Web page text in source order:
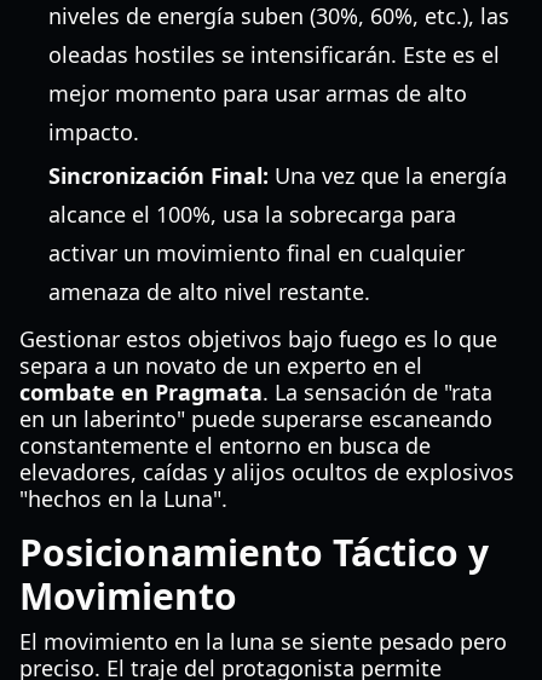
niveles de energía suben (30%, 60%, etc.), las
oleadas hostiles se intensificarán. Este es el
mejor momento para usar armas de alto
impacto.
Sincronización Final: Una vez que la energía
alcance el 100%, usa la sobrecarga para
activar un movimiento final en cualquier
amenaza de alto nivel restante.
Gestionar estos objetivos bajo fuego es lo que
separa a un novato de un experto en el
combate en Pragmata. La sensación de "rata
en un laberinto" puede superarse escaneando
constantemente el entorno en busca de
elevadores, caídas y alijos ocultos de explosivos
"hechos en la Luna".
Posicionamiento Táctico y
Movimiento
El movimiento en la luna se siente pesado pero
preciso. El traje del protagonista permite